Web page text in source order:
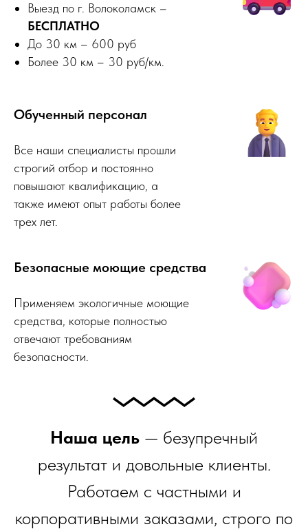
Выезд по г. Волоколамск –
БЕСПЛАТНО
До 30 км – 600 руб
Более 30 км – 30 руб/км.
Обученный персонал
Все наши специалисты прошли
строгий отбор и постоянно
повышают квалификацию, а
также имеют опыт работы более
трех лет.
Безопасные моющие средства
Применяем экологичные моющие
средства, которые полностью
отвечают требованиям
безопасности.
Наша цель — безупречный
результат и довольные клиенты.
Работаем с частными и
корпоративными заказами, строго по